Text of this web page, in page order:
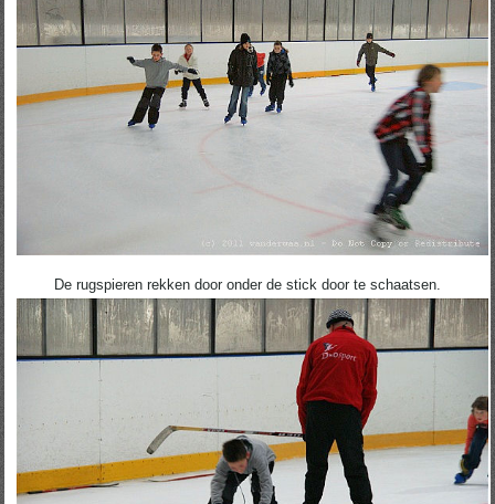
De rugspieren rekken door onder de stick door te schaatsen.